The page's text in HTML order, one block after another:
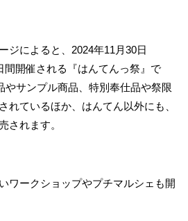
ジによると、2024年11月30日
間開催される『はんてんっ祭』で
やサンプル商品、特別奉仕品や祭限
れているほか、はんてん以外にも、
されます。
ワークショップやプチマルシェも開